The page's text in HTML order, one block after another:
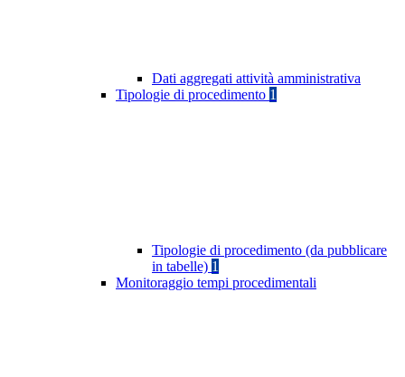
Dati aggregati attività amministrativa
Tipologie di procedimento 1
Tipologie di procedimento (da pubblicare
in tabelle) 1
Monitoraggio tempi procedimentali